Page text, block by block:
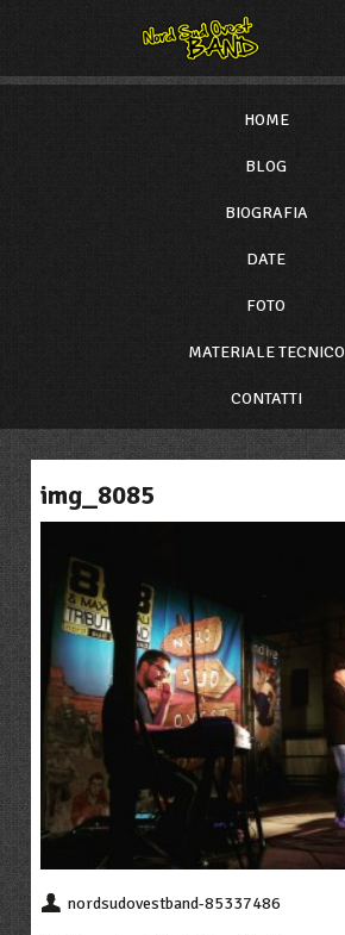
HOME
BLOG
BIOGRAFIA
DATE
FOTO
MATERIALE TECNICO
CONTATTI
img_8085
nordsudovestband-85337486